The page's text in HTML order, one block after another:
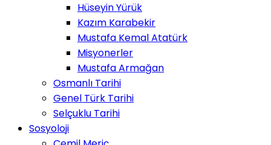
Hüseyin Yürük
Kazım Karabekir
Mustafa Kemal Atatürk
Misyonerler
Mustafa Armağan
Osmanlı Tarihi
Genel Türk Tarihi
Selçuklu Tarihi
Sosyoloji